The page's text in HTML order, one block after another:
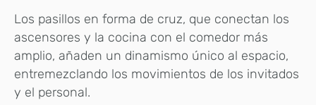
Los pasillos en forma de cruz, que conectan los
ascensores y la cocina con el comedor más
amplio, añaden un dinamismo único al espacio,
entremezclando los movimientos de los invitados
y el personal.